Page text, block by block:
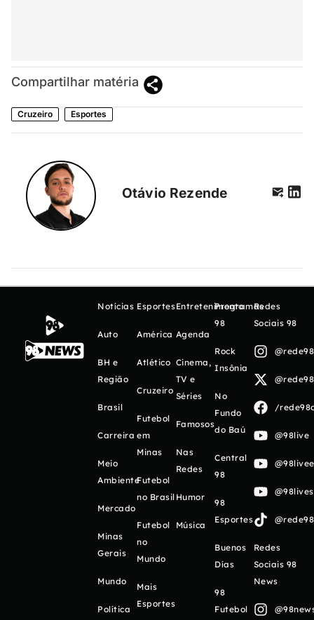
Compartilhar matéria
Cruzeiro Esportes
Otávio Rezende
Notícias
Auto
BH e
Região
Brasil
Carreira
Meio
Ambiente
Mercado
Minas
Gerais
Mundo
Política
Esportes
América
Atlético
Cruzeiro
Futebol
em
Minas
Futebol
no Brasil
Futebol
no
Mundo
Mais
Esportes
Entretenimento
Agenda
Cinema,
TV e
Séries
Famosos
Nas
Redes
Humor
Música
Programas
98
Rock
Insônia
No
Fundo
do Baú
Central
98
98
Esportes
Buenos
Días
98
Futebol
Redes
Sociais 98
/
@98live
Redes
Sociais 98
News